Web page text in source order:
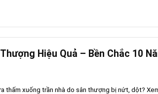
Hiệu Quả – Bền Chắc 10
thấm xuống trần nhà do sân thượng bị nứt, dột?